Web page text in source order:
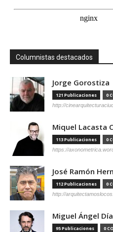
Columnistas destacados
Jorge Gorostiza
121 Publicaciones 0
http://
Miquel Lacasta
113 Publicaciones 0
https://
José Ramón
112 Publicaciones 0
http://
Miguel Ángel
95 Publicaciones 0